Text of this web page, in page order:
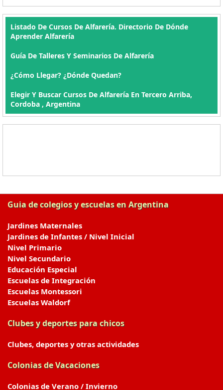
Listado De Cursos De Alfarería. Directorio De Dónde
Aprender Alfarería
Guía De Talleres Y Seminarios De Alfarería
¿Cómo Llegar? ¿Dónde Quedan?
Elegir Y Buscar Cursos De Alfarería En Tercero Arriba,
Cordoba , Argentina
Guia de colegios y escuelas en Argentina
Jardines Maternales
Jardines de Infantes / Nivel Inicial
Nivel Primario
Nivel Secundario
Educación Especial
Escuelas de Integración
Escuelas Montessori
Escuelas Waldorf
Clubes y deportes para chicos
Clubes, deportes y otras actividades
Colonias de Vacaciones
Colonias de Verano / Invierno